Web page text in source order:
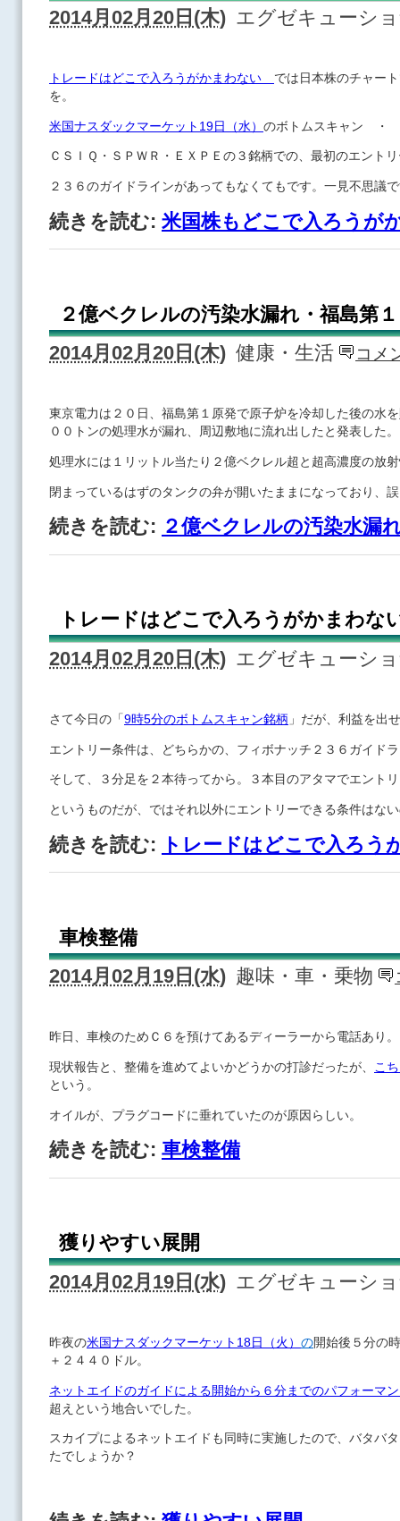
2014月02月20日(木) エグゼキューシ
トレードはどこで入ろうがかまわない では日本株のチャー
を。
米国ナスダックマーケット19日（水） のボトムスキャン ・
ＣＳＩＱ・ＳＰＷＲ・ＥＸＰＥの３銘柄での、最初のエント
２３６のガイドラインがあってもなくてもです。一見不思議
続きを読む: 米国株もどこで入ろうが
２億ベクレルの汚染水漏れ・福島第
2014月02月20日(木) 健康・生活 コメ
東京電力は２０日、福島第１原発で原子炉を冷却した後の水
００トンの処理水が漏れ、周辺敷地に流れ出したと発表した。
処理水には１リットル当たり２億ベクレル超と超高濃度の放
閉まっているはずのタンクの弁が開いたままになっており、
続きを読む: ２億ベクレルの汚染水漏
トレードはどこで入ろうがかまわな
2014月02月20日(木) エグゼキューシ
さて今日の「 9時5分のボトムスキャン銘柄 」だが、利益を出
エントリー条件は、どちらかの、フィボナッチ２３６ガイド
そして、３分足を２本待ってから。３本目のアタマでエント
というものだが、ではそれ以外にエントリーできる条件はな
続きを読む: トレードはどこで入ろう
車検整備
2014月02月19日(水) 趣味・車・乗物
昨日、車検のためＣ６を預けてあるディーラーから電話あり。
現状報告と、整備を進めてよいかどうかの打診だったが、 こ
という。
オイルが、プラグコードに垂れていたのが原因らしい。
続きを読む: 車検整備
獲りやすい展開
2014月02月19日(水) エグゼキューシ
昨夜の米国ナスダックマーケット18日（火） の開始後５分の
＋２４４０ドル。
ネットエイドのガイドによる開始から６分までのパフォーマ
超えという地合いでした。
スカイプによるネットエイドも同時に実施したので、バタバ
たでしょうか？